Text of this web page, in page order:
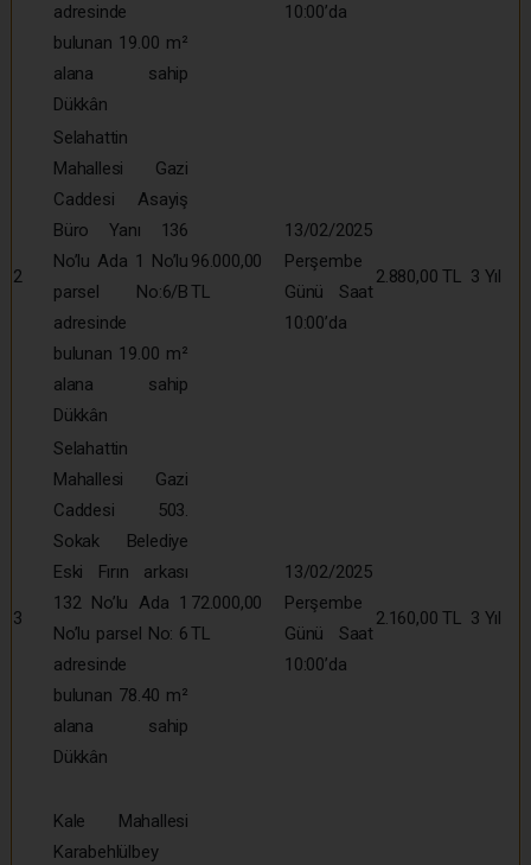
adresinde
bulunan 19.00 m²
alana sahip
Dükkân
10:00’da
2
Selahattin
Mahallesi Gazi
Caddesi Asayiş
Büro Yanı 136
No’lu Ada 1 No’lu
parsel No:6/B
adresinde
bulunan 19.00 m²
alana sahip
Dükkân
96.000,00
TL
13/02/2025
Perşembe
Günü Saat
10:00’da
2.880,00 TL 3 Yıl
3
Selahattin
Mahallesi Gazi
Caddesi 503.
Sokak Belediye
Eski Fırın arkası
132 No’lu Ada 1
No’lu parsel No: 6
adresinde
bulunan 78.40 m²
alana sahip
Dükkân
72.000,00
TL
13/02/2025
Perşembe
Günü Saat
10:00’da
2.160,00 TL 3 Yıl
Kale Mahallesi
Karabehlülbey